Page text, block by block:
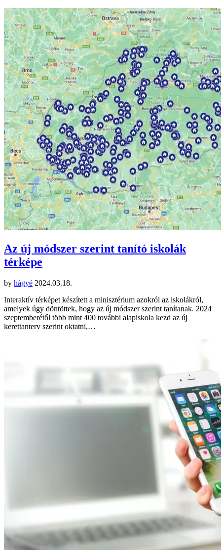
Az új módszer szerint tanító iskolák
térképe
by hágyé 2024.03.18.
Interaktív térképet készített a minisztérium azokról az iskolákról,
amelyek úgy döntöttek, hogy az új módszer szerint tanítanak. 2024
szeptemberétől több mint 400 további alapiskola kezd az új
kerettanterv szerint oktatni,…